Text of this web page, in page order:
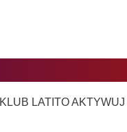
KLUB LATITOAKTYWUJ